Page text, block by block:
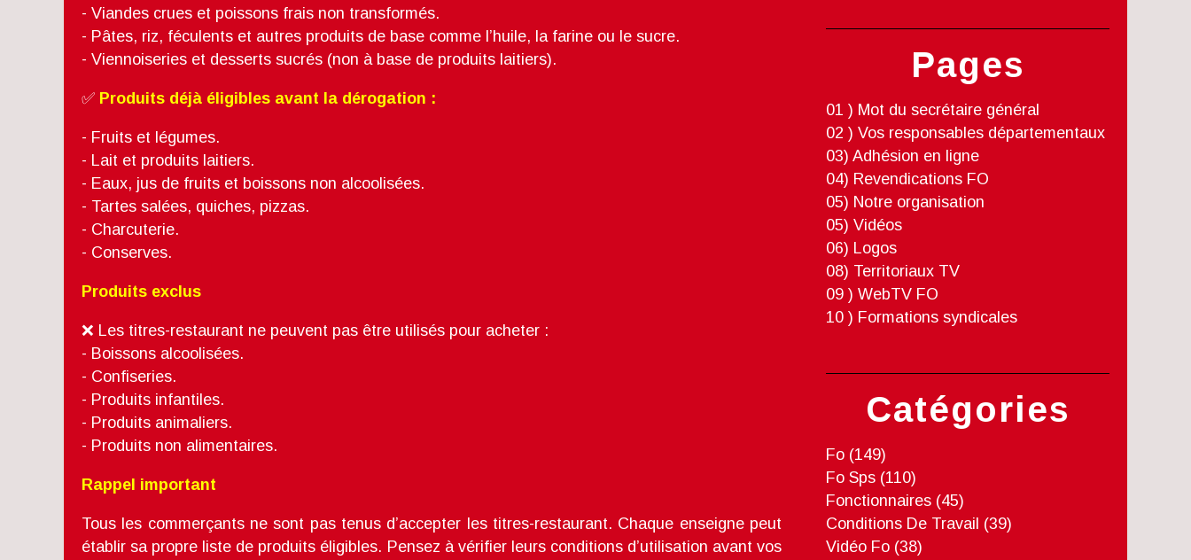
- Viandes crues et poissons frais non transformés.
- Pâtes, riz, féculents et autres produits de base comme l’huile, la farine ou le sucre.
- Viennoiseries et desserts sucrés (non à base de produits laitiers).
✅ Produits déjà éligibles avant la dérogation :
- Fruits et légumes.
- Lait et produits laitiers.
- Eaux, jus de fruits et boissons non alcoolisées.
- Tartes salées, quiches, pizzas.
- Charcuterie.
- Conserves.
Produits exclus
❌ Les titres-restaurant ne peuvent pas être utilisés pour acheter :
- Boissons alcoolisées.
- Confiseries.
- Produits infantiles.
- Produits animaliers.
- Produits non alimentaires.
Rappel important
Tous les commerçants ne sont pas tenus d’accepter les titres-restaurant. Chaque enseigne peut
établir sa propre liste de produits éligibles. Pensez à vérifier leurs conditions d’utilisation avant vos
Catégories
Fo (149)
Fo Sps (110)
Fonctionnaires (45)
Conditions De Travail (39)
Vidéo Fo (38)
Pages
01 ) Mot du secrétaire général
02 ) Vos responsables départementaux
03) Adhésion en ligne
04) Revendications FO
05) Notre organisation
05) Vidéos
06) Logos
08) Territoriaux TV
09 ) WebTV FO
10 ) Formations syndicales